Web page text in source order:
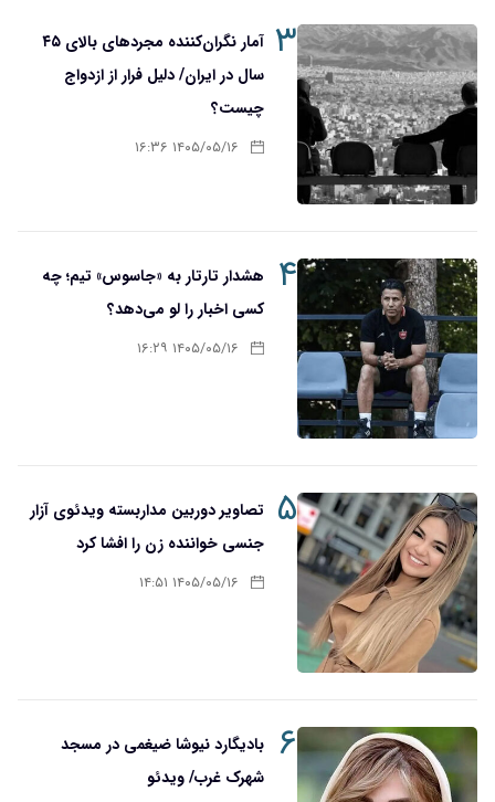
۳
آمار نگران‌کننده مجردهای بالای ۴۵
سال در ایران/ دلیل فرار از ازدواج
چیست؟
۱۴۰۵/۰۵/۱۶ ۱۶:۳۶
۴
هشدار تارتار به «جاسوس» تیم؛ چه
کسی اخبار را لو می‌دهد؟
۱۴۰۵/۰۵/۱۶ ۱۶:۲۹
۵
تصاویر دوربین مداربسته ویدئوی آزار
جنسی خواننده زن را افشا کرد
۱۴۰۵/۰۵/۱۶ ۱۴:۵۱
۶
بادیگارد نیوشا ضیغمی در مسجد
شهرک غرب/ ویدئو